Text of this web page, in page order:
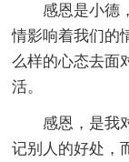
感恩是小德
情影响着我们的
么样的心态去面
活。
感恩，是我
记别人的好处，